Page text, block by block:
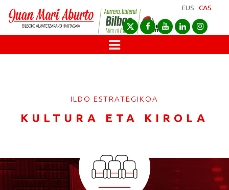
EUS CAS
ILDO ESTRATEGIKOA
KULTURA ETA KIROLA